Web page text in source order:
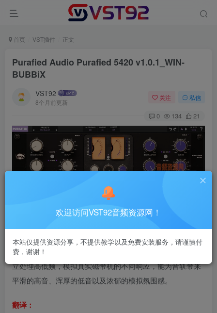
首页 VST插件 正文
Purafied Audio Purafied 5420 v1.0.1_WIN-
BUBBiX
VST92
8个月前更新
关注 私信
0 134 21
双磁带模拟插件Purafied Audio Purafied 5420
VST插件格式：
VST3/AAX
Purafied 5420 是一款双引擎谐波音色处理器插件。它通过独
立处理高低频，模拟真实磁带机的不同响应，能为音轨带来
平滑的高音、浑厚的低音以及浓郁的模拟氛围感。
翻译：
欢迎访问VST92音频资源网！
本站仅提供资源分享，不提供教学以及免费安装服务，请谨慎付
费，谢谢！